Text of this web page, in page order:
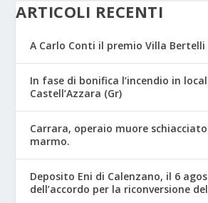
ARTICOLI RECENTI
A Carlo Conti il premio Villa Bertelli
In fase di bonifica l’incendio in
Castell’Azzara (Gr)
Carrara, operaio muore
marmo.
Deposito Eni di Calenzano, il 6
dell’accordo per la riconversione